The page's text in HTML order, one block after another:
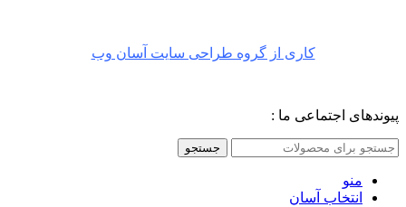
کاری از گروه طراحی سایت آسان وب
پیوندهای اجتماعی ما :
جستجو
منو
انتخاب آسان